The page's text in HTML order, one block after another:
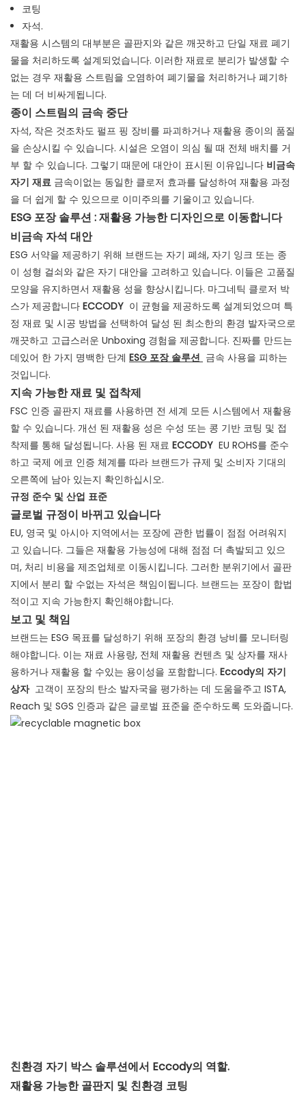
코팅
자석.
재활용 시스템의 대부분은 골판지와 같은 깨끗하고 단일 재료 폐기
물을 처리하도록 설계되었습니다. 이러한 재료로 분리가 발생할 수
없는 경우 재활용 스트림을 오염하여 폐기물을 처리하거나 폐기하
는 데 더 비싸게됩니다.
종이 스트림의 금속 중단
자석, 작은 것조차도 펄프 핑 장비를 파괴하거나 재활용 종이의 품질
을 손상시킬 수 있습니다. 시설은 오염이 의심 될 때 전체 배치를 거
부 할 수 있습니다. 그렇기 때문에 대안이 표시된 이유입니다 비금속
자기 재료 금속이없는 동일한 클로저 효과를 달성하여 재활용 과정
을 더 쉽게 할 수 있으므로 이미주의를 기울이고 있습니다.
ESG 포장 솔루션 : 재활용 가능한 디자인으로 이동합니다
비금속 자석 대안
ESG 서약을 제공하기 위해 브랜드는 자기 폐쇄, 자기 잉크 또는 종
이 성형 걸쇠와 같은 자기 대안을 고려하고 있습니다. 이들은 고품질
모양을 유지하면서 재활용 성을 향상시킵니다. 마그네틱 클로저 박
스가 제공합니다 ECCODY 이 균형을 제공하도록 설계되었으며 특
정 재료 및 시공 방법을 선택하여 달성 된 최소한의 환경 발자국으로
깨끗하고 고급스러운 Unboxing 경험을 제공합니다. 진짜를 만드는
데있어 한 가지 명백한 단계 ESG 포장 솔루션 금속 사용을 피하는
것입니다.
지속 가능한 재료 및 접착제
FSC 인증 골판지 재료를 사용하면 전 세계 모든 시스템에서 재활용
할 수 있습니다. 개선 된 재활용 성은 수성 또는 콩 기반 코팅 및 접
착제를 통해 달성됩니다. 사용 된 재료 ECCODY EU ROHS를 준수
하고 국제 에코 인증 체계를 따라 브랜드가 규제 및 소비자 기대의
오른쪽에 남아 있는지 확인하십시오.
규정 준수 및 산업 표준
글로벌 규정이 바뀌고 있습니다
EU, 영국 및 아시아 지역에서는 포장에 관한 법률이 점점 어려워지
고 있습니다. 그들은 재활용 가능성에 대해 점점 더 촉발되고 있으
며, 처리 비용을 제조업체로 이동시킵니다. 그러한 분위기에서 골판
지에서 분리 할 수없는 자석은 책임이됩니다. 브랜드는 포장이 합법
적이고 지속 가능한지 확인해야합니다.
보고 및 책임
브랜드는 ESG 목표를 달성하기 위해 포장의 환경 낭비를 모니터링
해야합니다. 이는 재료 사용량, 전체 재활용 컨텐츠 및 상자를 재사
용하거나 재활용 할 수있는 용이성을 포함합니다. Eccody의 자기
상자 고객이 포장의 탄소 발자국을 평가하는 데 도움을주고 ISTA,
Reach 및 SGS 인증과 같은 글로벌 표준을 준수하도록 도와줍니다.
친환경 자기 박스 솔루션에서 Eccody의 역할.
재활용 가능한 골판지 및 친환경 코팅